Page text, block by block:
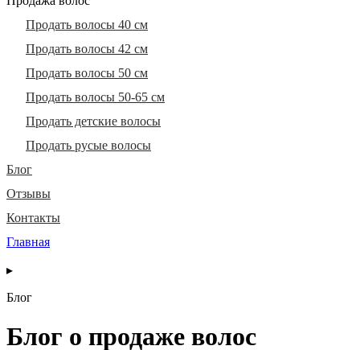
Продать волосы 40 см
Продать волосы 42 см
Продать волосы 50 см
Продать волосы 50-65 см
Продать детские волосы
Продать русые волосы
Блог
Отзывы
Контакты
Главная
▸
Блог
Блог о продаже волос